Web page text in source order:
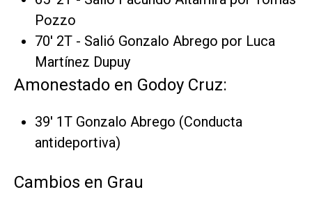
Pozzo
70' 2T - Salió Gonzalo Abrego por Luca
Martínez Dupuy
Amonestado en Godoy Cruz:
39' 1T Gonzalo Abrego (Conducta
antideportiva)
Cambios en Grau